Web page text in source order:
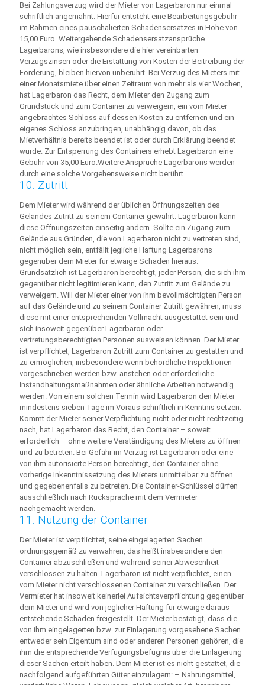
Bei Zahlungsverzug wird der Mieter von Lagerbaron nur einmal
schriftlich angemahnt. Hierfür entsteht eine Bearbeitungsgebühr
im Rahmen eines pauschalierten Schadensersatzes in Höhe von
15,00 Euro. Weitergehende Schadensersatzansprüche
Lagerbarons, wie insbesondere die hier vereinbarten
Verzugszinsen oder die Erstattung von Kosten der Beitreibung der
Forderung, bleiben hiervon unberührt. Bei Verzug des Mieters mit
einer Monatsmiete über einen Zeitraum von mehr als vier Wochen,
hat Lagerbaron das Recht, dem Mieter den Zugang zum
Grundstück und zum Container zu verweigern, ein vom Mieter
angebrachtes Schloss auf dessen Kosten zu entfernen und ein
eigenes Schloss anzubringen, unabhängig davon, ob das
Mietverhältnis bereits beendet ist oder durch Erklärung beendet
wurde. Zur Entsperrung des Containers erhebt Lagerbaron eine
Gebühr von 35,00 Euro.Weitere Ansprüche Lagerbarons werden
durch eine solche Vorgehensweise nicht berührt.
10. Zutritt
Dem Mieter wird während der üblichen Öffnungszeiten des
Geländes Zutritt zu seinem Container gewährt. Lagerbaron kann
diese Öffnungszeiten einseitig ändern. Sollte ein Zugang zum
Gelände aus Gründen, die von Lagerbaron nicht zu vertreten sind,
nicht möglich sein, entfällt jegliche Haftung Lagerbarons
gegenüber dem Mieter für etwaige Schäden hieraus.
Grundsätzlich ist Lagerbaron berechtigt, jeder Person, die sich ihm
gegenüber nicht legitimieren kann, den Zutritt zum Gelände zu
verweigern. Will der Mieter einer von ihm bevollmächtigten Person
auf das Gelände und zu seinem Container Zutritt gewähren, muss
diese mit einer entsprechenden Vollmacht ausgestattet sein und
sich insoweit gegenüber Lagerbaron oder
vertretungsberechtigten Personen ausweisen können. Der Mieter
ist verpflichtet, Lagerbaron Zutritt zum Container zu gestatten und
zu ermöglichen, insbesondere wenn behördliche Inspektionen
vorgeschrieben werden bzw. anstehen oder erforderliche
Instandhaltungsmaßnahmen oder ähnliche Arbeiten notwendig
werden. Von einem solchen Termin wird Lagerbaron den Mieter
mindestens sieben Tage im Voraus schriftlich in Kenntnis setzen.
Kommt der Mieter seiner Verpflichtung nicht oder nicht rechtzeitig
nach, hat Lagerbaron das Recht, den Container – soweit
erforderlich – ohne weitere Verständigung des Mieters zu öffnen
und zu betreten. Bei Gefahr im Verzug ist Lagerbaron oder eine
von ihm autorisierte Person berechtigt, den Container ohne
vorherige Inkenntnissetzung des Mieters unmittelbar zu öffnen
und gegebenenfalls zu betreten. Die Container-Schlüssel dürfen
ausschließlich nach Rücksprache mit dem Vermieter
nachgemacht werden.
11. Nutzung der Container
Der Mieter ist verpflichtet, seine eingelagerten Sachen
ordnungsgemäß zu verwahren, das heißt insbesondere den
Container abzuschließen und während seiner Abwesenheit
verschlossen zu halten. Lagerbaron ist nicht verpflichtet, einen
vom Mieter nicht verschlossenen Container zu verschließen. Der
Vermieter hat insoweit keinerlei Aufsichtsverpflichtung gegenüber
dem Mieter und wird von jeglicher Haftung für etwaige daraus
entstehende Schäden freigestellt. Der Mieter bestätigt, dass die
von ihm eingelagerten bzw. zur Einlagerung vorgesehene Sachen
entweder sein Eigentum sind oder anderen Personen gehören, die
ihm die entsprechende Verfügungsbefugnis über die Einlagerung
dieser Sachen erteilt haben. Dem Mieter ist es nicht gestattet, die
nachfolgend aufgeführten Güter einzulagern: – Nahrungsmittel,